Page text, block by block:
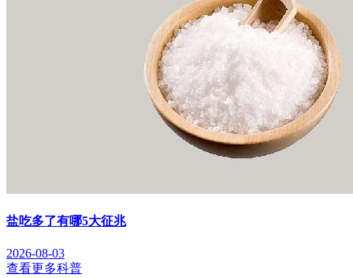
盐吃多了有哪5大征兆
2026-08-03
查看更多科普